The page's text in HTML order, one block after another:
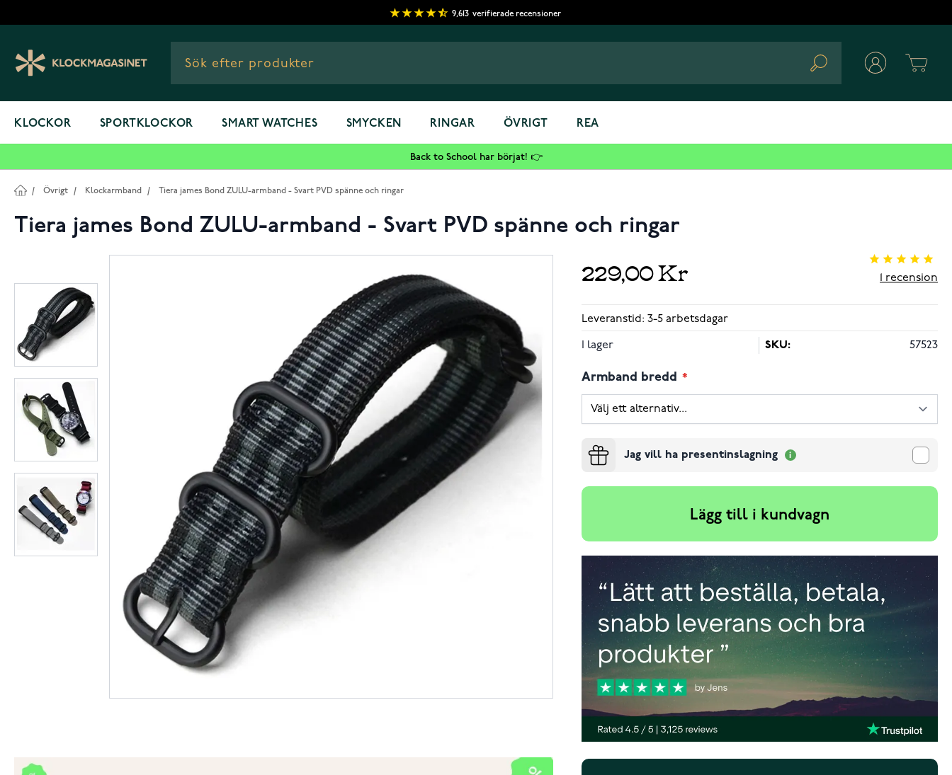
9,613 verifierade recensioner
Search
KLOCKOR SPORTKLOCKOR SMART WATCHES SMYCKEN RINGAR ÖVRIGT REA
Back to School har börjat! 👉
/ Övrigt / Klockarmband / Tiera james Bond ZULU-armband - Svart PVD spänne och ringar
Tiera james Bond ZULU-armband - Svart PVD spänne och ringar
229,00 Kr 1 recension
Leveranstid: 3-5 arbetsdagar
I lager SKU: 57523
Armband bredd
Jag vill ha presentinslagning
Lägg till i kundvagn